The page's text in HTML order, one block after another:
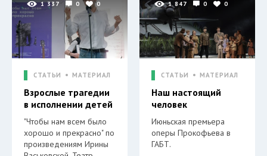
1 337 0 0
СТАТЬИ МАТЕРИАЛ
Взрослые трагедии
в исполнении детей
"Чтобы нам всем было
хорошо и прекрасно" по
произведениям Ирины
1 847 0 0
СТАТЬИ МАТЕРИАЛ
Наш настоящий
человек
Июньская премьера
оперы Прокофьева в
ГАБТ.